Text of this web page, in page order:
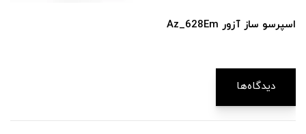
اسپرسو ساز آزور Az_628Em
دیدگاه‌ها